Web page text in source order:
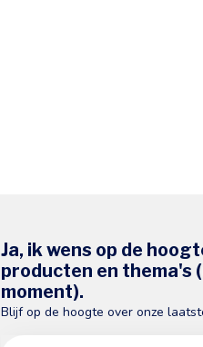
Ja, ik wens op de
producten en thema's
moment).
Blijf op de hoogte over onze